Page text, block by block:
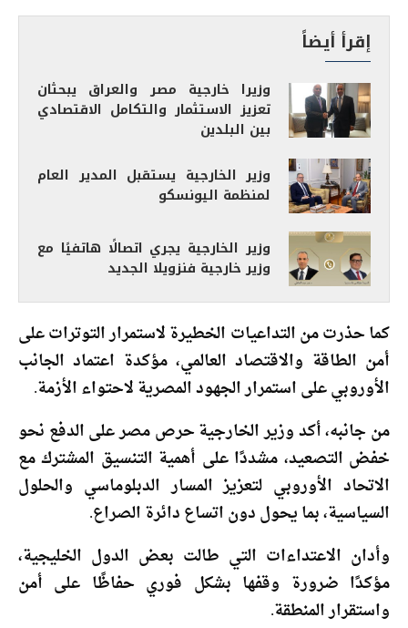
إقرأ أيضاً
وزيرا خارجية مصر والعراق يبحثان
تعزيز الاستثمار والتكامل الاقتصادي
بين البلدين
وزير الخارجية يستقبل المدير العام
لمنظمة اليونسكو
وزير الخارجية يجري اتصالًا هاتفيًا مع
وزير خارجية فنزويلا الجديد
كما حذرت من التداعيات الخطيرة لاستمرار التوترات على
أمن الطاقة والاقتصاد العالمي، مؤكدة اعتماد الجانب
الأوروبي على استمرار الجهود المصرية لاحتواء الأزمة.
من جانبه، أكد وزير الخارجية حرص مصر على الدفع نحو
خفض التصعيد، مشددًا على أهمية التنسيق المشترك مع
الاتحاد الأوروبي لتعزيز المسار الدبلوماسي والحلول
السياسية، بما يحول دون اتساع دائرة الصراع.
وأدان الاعتداءات التي طالت بعض الدول الخليجية،
مؤكدًا ضرورة وقفها بشكل فوري حفاظًا على أمن
واستقرار المنطقة.